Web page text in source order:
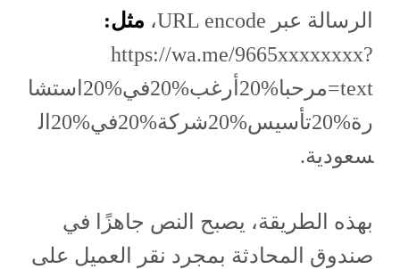
الرسالة عبر URL encode،
مثل:
https://wa.me/9665xxxxxxxx?
text=مرحبا%20أرغب%20في%20استشا
رة%20تأسيس%20شركة%20في%20ال
سعودية.
بهذه الطريقة، يصبح النص جاهزًا في
صندوق المحادثة بمجرد نقر العميل على